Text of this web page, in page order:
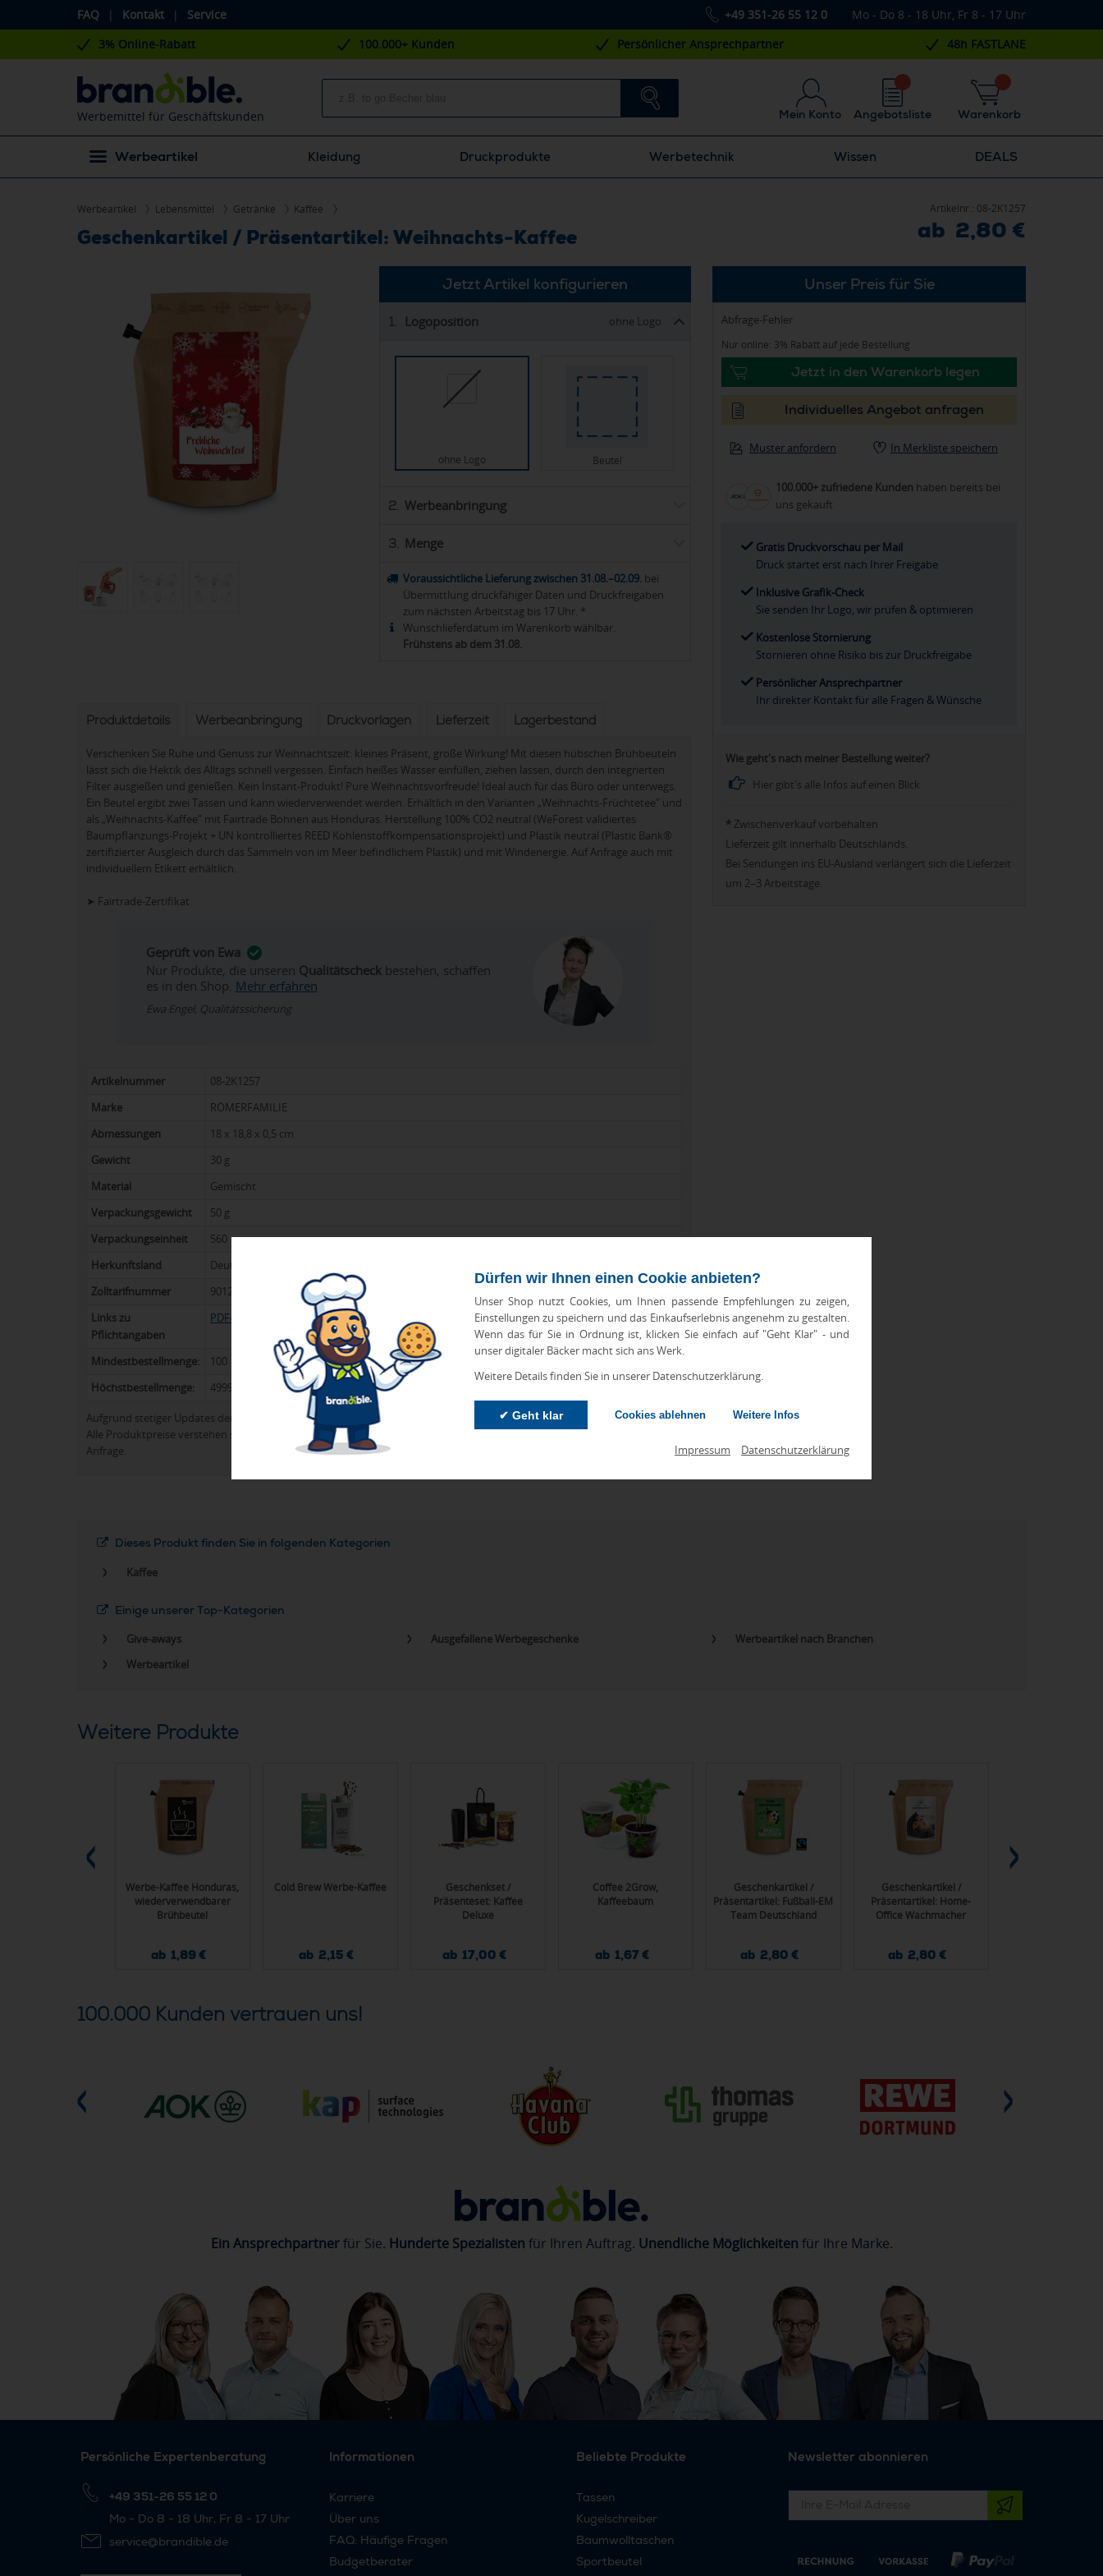
FAQ | Kontakt | Service +49 351-26 55 12 0 Mo - Do 8 - 18 Uhr, Fr 8 - 17 Uhr
Dürfen wir Ihnen einen Cookie anbieten?
Unser Shop nutzt Cookies, um Ihnen passende Empfehlungen zu zeigen,
Einstellungen zu speichern und das Einkaufserlebnis angenehm zu gestalten.
Wenn das für Sie in Ordnung ist, klicken Sie einfach auf "Geht Klar" - und
unser digitaler Bäcker macht sich ans Werk.
Weitere Details finden Sie in unserer Datenschutzerklärung.
✔ Geht klar Cookies ablehnen Weitere Infos
Impressum Datenschutzerklärung
3% Online-Rabatt 100.000+ Kunden Persönlicher Ansprechpartner 48h FASTLANE
Werbemittel für Geschäftskunden Mein Konto Warenkorb
Angebotsliste
Werbeartikel Kleidung Druckprodukte Werbetechnik Wissen DEALS
Werbeartikel Lebensmittel Getränke Kaffee
Geschenkartikel / Präsentartikel: Weihnachts-Kaffee
Artikelnr.: 08-2K1257
ab 2,80 €
Jetzt Artikel konfigurieren
1. Logoposition ohne Logo
ohne Logo Beutel
2. Werbeanbringung
3. Menge
Voraussichtliche Lieferung zwischen 31.08.–02.09. bei
Übermittlung druckfähiger Daten und Druckfreigaben
zum nächsten Arbeitstag bis 17 Uhr. *
Wunschlieferdatum im Warenkorb wählbar.
Frühstens ab dem 31.08.
Produktdetails Werbeanbringung Druckvorlagen Lieferzeit Lagerbestand
Verschenken Sie Ruhe und Genuss zur Weihnachtszeit: kleines Präsent, große Wirkung! Mit diesen hübschen Brühbeuteln
lässt sich die Hektik des Alltags schnell vergessen. Einfach heißes Wasser einfüllen, ziehen lassen, durch den integrierten
Filter ausgießen und genießen. Kein Instant-Produkt! Pure Weihnachtsvorfreude! Ideal auch für das Büro oder unterwegs.
Ein Beutel ergibt zwei Tassen und kann wiederverwendet werden. Erhältlich in den Varianten „Weihnachts-Früchtetee” und
als „Weihnachts-Kaffee” mit Fairtrade Bohnen aus Honduras. Herstellung 100% CO2 neutral (WeForest validiertes
Baumpflanzungs-Projekt + UN kontrolliertes REED Kohlenstoffkompensationsprojekt) und Plastik neutral (Plastic Bank®
zertifizierter Ausgleich durch das Sammeln von im Meer befindlichem Plastik) und mit Windenergie. Auf Anfrage auch mit
individuellem Etikett erhältlich.
➤ Fairtrade-Zertifikat
Geprüft von Ewa
Nur Produkte, die unseren Qualitätscheckbestehen, schaffen
es in den Shop. Mehr erfahren
Ewa Engel, Qualitätssicherung
Artikelnummer
08-2K1257
Marke
RÖMERFAMILIE
Abmessungen
18 x 18,8 x 0,5 cm
Gewicht
30 g
Material
Gemischt
Verpackungsgewicht
50 g
Verpackungseinheit
560
Herkunftsland
Deutschland
Zolltarifnummer
9012100
Links zu
Pflichtangaben
PDF-Link
Mindestbestellmenge:
100
Höchstbestellmenge:
4999
Aufgrund stetiger Updates der Produktpalette kann es zu Abweichungen bei Preisen und Produktinformationen kommen.
Alle Produktpreise verstehen sich in der Regel ohne Werbeanbringungskosten. Preise für Direktimport erhalten Sie auf
Anfrage.
Unser Preis für Sie
Abfrage-Fehler
Nur online: 3% Rabatt auf jede Bestellung
Jetzt in den Warenkorb legen
Individuelles Angebot anfragen
Muster anfordern In Merkliste speichern
100.000+ zufriedene Kunden haben bereits bei
uns gekauft
Gratis Druckvorschau per Mail
Druck startet erst nach Ihrer Freigabe
Inklusive Grafik-Check
Sie senden Ihr Logo, wir prüfen & optimieren
Kostenlose Stornierung
Stornieren ohne Risiko bis zur Druckfreigabe
Persönlicher Ansprechpartner
Ihr direkter Kontakt für alle Fragen & Wünsche
Wie geht's nach meiner Bestellung weiter?
Hier gibt's alle Infos auf einen Blick
* Zwischenverkauf vorbehalten
Lieferzeit gilt innerhalb Deutschlands.
Bei Sendungen ins EU-Ausland verlängert sich die Lieferzeit
um 2–3 Arbeitstage.
Dieses Produkt finden Sie in folgenden Kategorien
Kaffee
Einige unserer Top-Kategorien
Give-aways
Ausgefallene Werbegeschenke
Werbeartikel nach Branchen
Werbeartikel
Weitere Produkte
Werbe-Kaffee Honduras,
wiederverwendbarer
Brühbeutel
ab 1,89 €
Cold Brew Werbe-Kaffee
ab 2,15 €
Geschenkset /
Präsenteset: Kaffee
Deluxe
ab 17,00 €
Coffee 2Grow,
Kaffeebaum
ab 1,67 €
Geschenkartikel /
Präsentartikel: Fußball-EM
Team Deutschland
Brühbeutel mit Fairtrade
ab 2,80 €
Geschenkartikel /
Präsentartikel: Home-
Office Wachmacher
wiederverwendbar,
ab 2,80 €
100.000 Kunden vertrauen uns!
Ein Ansprechpartnerfür Sie. Hunderte Spezialisten für Ihren Auftrag. Unendliche Möglichkeiten für Ihre Marke.
Persönliche Expertenberatung
+49 351-26 55 12 0
Mo - Do 8 - 18 Uhr, Fr 8 - 17 Uhr
service@brandible.de
Informationen
Karriere
Über uns
FAQ: Häufige Fragen
Budgetberater
Beliebte Produkte
Tassen
Kugelschreiber
Baumwolltaschen
Sportbeutel
Newsletter abonnieren